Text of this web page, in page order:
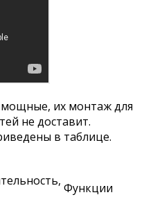
их монтаж для
не доставит.
в таблице.
Функции